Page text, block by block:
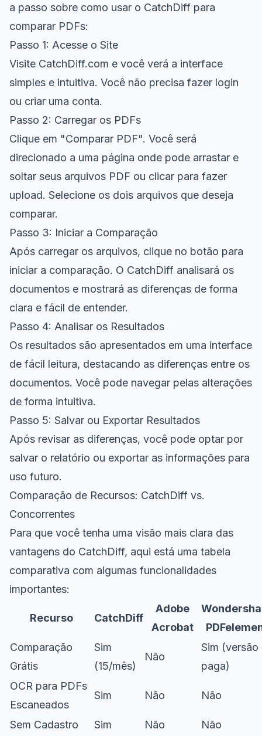
a passo sobre como usar o CatchDiff para
comparar PDFs:
Passo 1: Acesse o Site
Visite CatchDiff.com e você verá a interface
simples e intuitiva. Você não precisa fazer login
ou criar uma conta.
Passo 2: Carregar os PDFs
Clique em "Comparar PDF". Você será
direcionado a uma página onde pode arrastar e
soltar seus arquivos PDF ou clicar para fazer
upload. Selecione os dois arquivos que deseja
comparar.
Passo 3: Iniciar a Comparação
Após carregar os arquivos, clique no botão para
iniciar a comparação. O CatchDiff analisará os
documentos e mostrará as diferenças de forma
clara e fácil de entender.
Passo 4: Analisar os Resultados
Os resultados são apresentados em uma interface
de fácil leitura, destacando as diferenças entre os
documentos. Você pode navegar pelas alterações
de forma intuitiva.
Passo 5: Salvar ou Exportar Resultados
Após revisar as diferenças, você pode optar por
salvar o relatório ou exportar as informações para
uso futuro.
Comparação de Recursos: CatchDiff vs.
Concorrentes
Para que você tenha uma visão mais clara das
vantagens do CatchDiff, aqui está uma tabela
comparativa com algumas funcionalidades
importantes:
Recurso CatchDiff
Adobe
Acrobat
Comparação
Grátis
Sim
(15/mês)
Não
Sim (versão
paga)
OCR para PDFs
Escaneados
Sim Não Não
Sem Cadastro Sim Não Não